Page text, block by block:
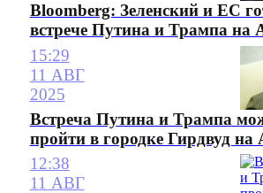
Bloomberg: Зеленский и ЕС
встрече Путина и Трампа на
15:29
11 АВГ
2025
Встреча Путина и Трампа
пройти в городке Гирдвуд на
12:38
11 АВГ